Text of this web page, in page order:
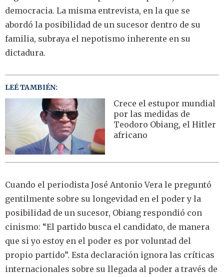
democracia. La misma entrevista, en la que se
abordó la posibilidad de un sucesor dentro de su
familia, subraya el nepotismo inherente en su
dictadura.
LEÉ TAMBIÉN:
Crece el estupor mundial
por las medidas de
Teodoro Obiang, el Hitler
africano
Cuando el periodista José Antonio Vera le preguntó
gentilmente sobre su longevidad en el poder y la
posibilidad de un sucesor, Obiang respondió con
cinismo: “El partido busca el candidato, de manera
que si yo estoy en el poder es por voluntad del
propio partido”. Esta declaración ignora las críticas
internacionales sobre su llegada al poder a través de